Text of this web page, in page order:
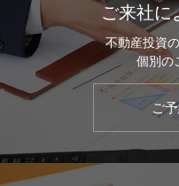
ご来社に
不動産投資
個別の
ご